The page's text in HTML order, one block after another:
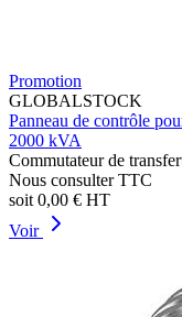
Promotion
GLOBALSTOCK
Panneau de contrôle
2000 kVA
Commutateur de
Nous consulter TTC
soit 0,00 € HT
Voir